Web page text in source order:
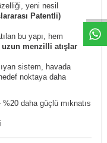
yeni nesil
Patentli)
bu yapı, hem
uzun menzilli atışlar
sistem, havada
noktaya daha
daha güçlü mıknatıs